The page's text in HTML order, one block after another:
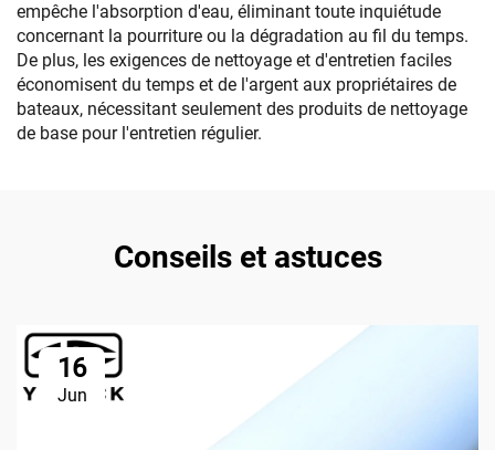
empêche l'absorption d'eau, éliminant toute inquiétude
concernant la pourriture ou la dégradation au fil du temps.
De plus, les exigences de nettoyage et d'entretien faciles
économisent du temps et de l'argent aux propriétaires de
bateaux, nécessitant seulement des produits de nettoyage
de base pour l'entretien régulier.
Conseils et astuces
16
Jun